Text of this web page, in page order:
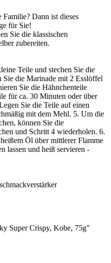
Dann ist dieses
für Sie!
Sie die klassischen
zubereiten.
Teile und stechen Sie die
Sie die Marinade mit 2 Esslöffel
Sie die Hähnchenteile
für ca. 30 Minuten oder über
Sie die Teile auf einen
mit dem Mehl. 5. Um die
können Sie die
und Schritt 4 wiederholen. 6.
Öl über mittlerer Flamme
lassen und heiß servieren -
Super Crispy, Kobe, 75g"